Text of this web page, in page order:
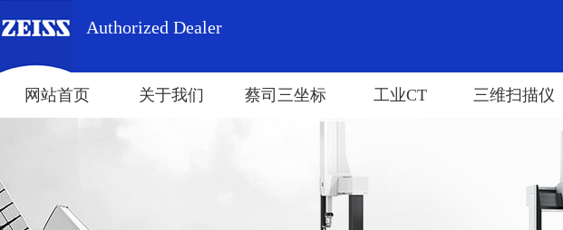
Authorized Dealer
网站首页 关于我们 蔡司三坐标 工业CT 三维扫描仪